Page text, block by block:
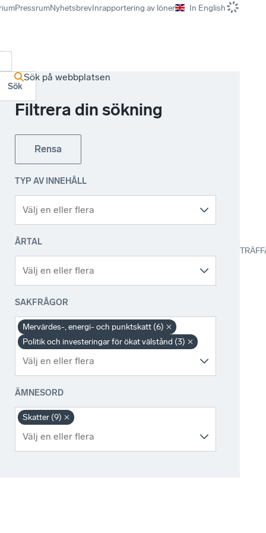
PressrumNyhetsbrevInrapportering av löner In English
Sök på webbplatsen
Filtrera din sökning
Rensa
TYP AV INNEHÅLL
ÅRTAL
SAKFRÅGOR
Mervärdes-, energi- och punktskatt (6)
Politik och investeringar för ökat välstånd (3)
ÄMNESORD
Skatter (9)
Sök